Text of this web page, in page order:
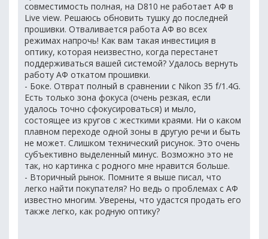
совместимость полная, на D810 не работает АФ в
Live view. Решаюсь обновить тушку до последней
прошивки. Отваливается работа АФ во всех
режимах напрочь! Как вам такая инвестиция в
оптику, которая неизвестно, когда перестанет
поддерживаться вашей системой? Удалось вернуть
работу АФ откатом прошивки.
- Боке. Отврат полный в сравнении с Nikon 35 f/1.4G.
Есть только зона фокуса (очень резкая, если
удалось точно сфокусироваться) и мыло,
состоящее из кругов с жесткими краями. Ни о каком
плавном переходе одной зоны в другую речи и быть
не может. Слишком технический рисунок. Это очень
субъективно выделенный минус. Возможно это не
так, но картинка с родного мне нравится больше.
- Вторичный рынок. Помните я выше писал, что
легко найти покупателя? Но ведь о проблемах с АФ
известно многим. Уверены, что удастся продать его
также легко, как родную оптику?